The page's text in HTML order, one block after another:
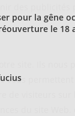
des
site. Ils
visiteurs
du site
pour la gêne
le 18